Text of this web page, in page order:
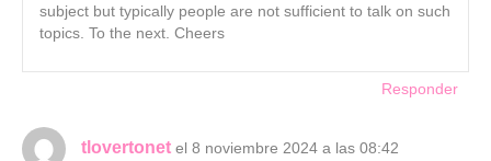
subject but typically people are not sufficient to talk on such
topics. To the next. Cheers
Responder
tlovertonet el 8 noviembre 2024 a las 08:42